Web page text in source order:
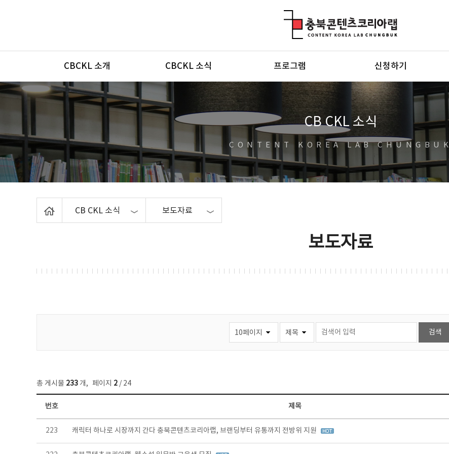
메뉴
CBCKL 소개 CBCKL 소식 프로그램 신청하기
CB CKL 소식
CONTENT KOREA LAB CHUNGBUK
CB CKL 소식 보도자료
보도자료
총 게시물 233 개, 페이지 2 / 24
보도자료 목록 - 번호, 제목, 작성자, 파일, 조회수, 작성일 정보 제공
번호 제목
223 캐릭터 하나로 시장까지 간다 충북콘텐츠코리아랩, 브랜딩부터 유통까지 전방위 지원